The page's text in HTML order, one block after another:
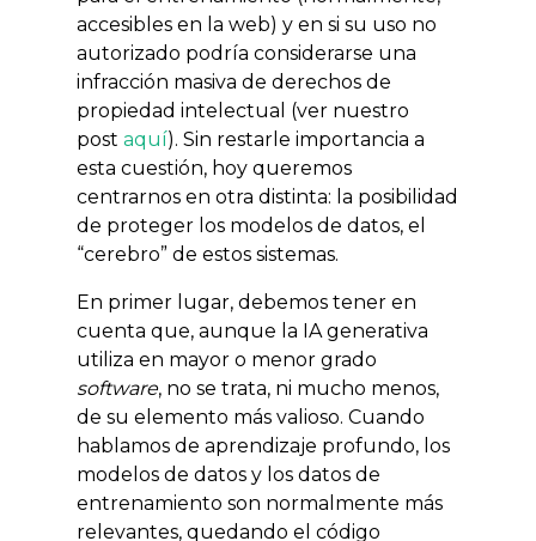
accesibles en la web) y en si su uso no
autorizado podría considerarse una
infracción masiva de derechos de
propiedad intelectual (ver nuestro
post aquí). Sin restarle importancia a
esta cuestión, hoy queremos
centrarnos en otra distinta: la posibilidad
de proteger los modelos de datos, el
“cerebro” de estos sistemas.
En primer lugar, debemos tener en
cuenta que, aunque la IA generativa
utiliza en mayor o menor grado
software, no se trata, ni mucho menos,
de su elemento más valioso. Cuando
hablamos de aprendizaje profundo, los
modelos de datos y los datos de
entrenamiento son normalmente más
relevantes, quedando el código